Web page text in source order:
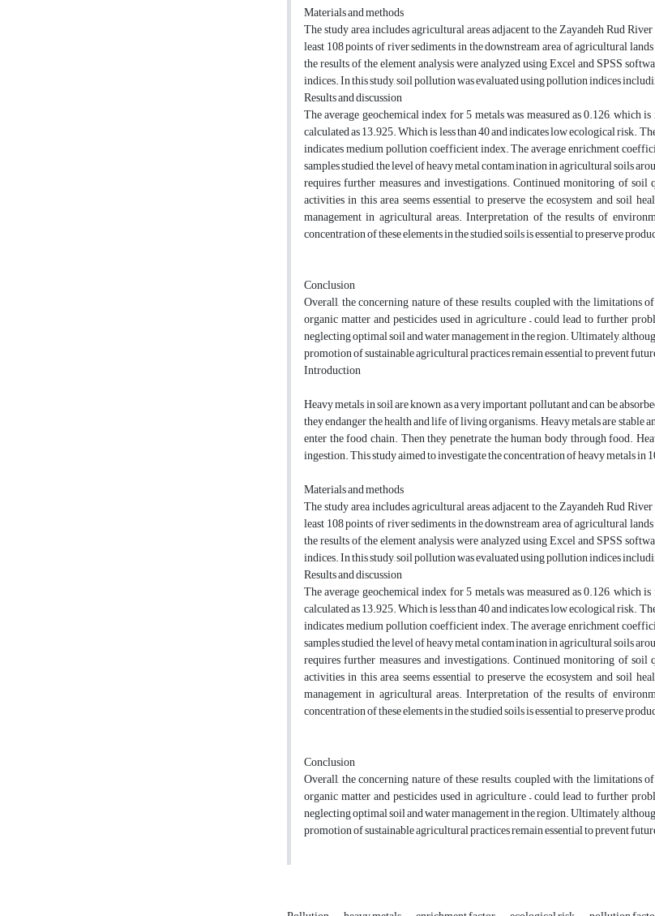
Materials and methods
The study area includes agricultural areas adjacent to the Zayandeh Rud
least 108 points of river sediments in the downstream area of agricultural
the results of the element analysis were analyzed using Excel and SPSS
indices. In this study, soil pollution was evaluated using pollution indices
Results and discussion
The average geochemical index for 5 metals was measured as 0.126,
calculated as 13.925. Which is less than 40 and indicates low ecological risk.
indicates medium pollution coefficient index. The average enrichment
samples studied, the level of heavy metal contamination in agricultural soils
requires further measures and investigations. Continued monitoring of
activities in this area seems essential to preserve the ecosystem and soil
management in agricultural areas. Interpretation of the results of
concentration of these elements in the studied soils is essential to preserve
Conclusion
Overall, the concerning nature of these results, coupled with the limitations
organic matter and pesticides used in agriculture – could lead to further
neglecting optimal soil and water management in the region. Ultimately,
promotion of sustainable agricultural practices remain essential to prevent
Introduction
Heavy metals in soil are known as a very important pollutant and can be
they endanger the health and life of living organisms. Heavy metals are
enter the food chain. Then they penetrate the human body through food.
ingestion. This study aimed to investigate the concentration of heavy metals
Materials and methods
The study area includes agricultural areas adjacent to the Zayandeh Rud
least 108 points of river sediments in the downstream area of agricultural
the results of the element analysis were analyzed using Excel and SPSS
indices. In this study, soil pollution was evaluated using pollution indices
Results and discussion
The average geochemical index for 5 metals was measured as 0.126,
calculated as 13.925. Which is less than 40 and indicates low ecological risk.
indicates medium pollution coefficient index. The average enrichment
samples studied, the level of heavy metal contamination in agricultural soils
requires further measures and investigations. Continued monitoring of
activities in this area seems essential to preserve the ecosystem and soil
management in agricultural areas. Interpretation of the results of
concentration of these elements in the studied soils is essential to preserve
Conclusion
Overall, the concerning nature of these results, coupled with the limitations
organic matter and pesticides used in agriculture – could lead to further
neglecting optimal soil and water management in the region. Ultimately,
promotion of sustainable agricultural practices remain essential to prevent